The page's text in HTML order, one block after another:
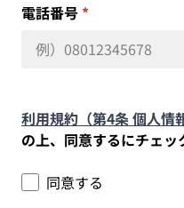
電話番号 *
利用規約（第4条 個人情
の上、同意するにチェッ
同意する